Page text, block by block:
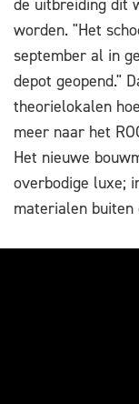
de uitbreiding dit
worden. "Het
september al in
depot geopend."
theorielokalen
meer naar het
Het nieuwe
overbodige luxe;
materialen buiten